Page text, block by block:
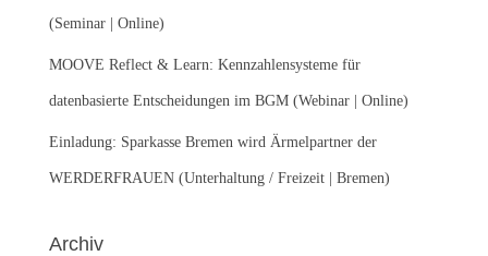
(Seminar | Online)
MOOVE Reflect & Learn: Kennzahlensysteme für
datenbasierte Entscheidungen im BGM (Webinar | Online)
Einladung: Sparkasse Bremen wird Ärmelpartner der
WERDERFRAUEN (Unterhaltung / Freizeit | Bremen)
Archiv